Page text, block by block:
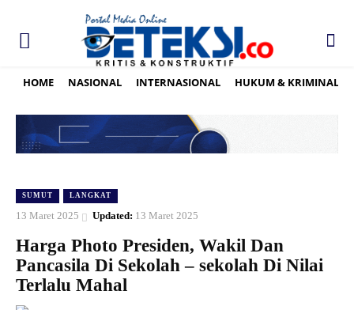
HOME NASIONAL INTERNASIONAL HUKUM & KRIMINAL
SUMUT LANGKAT
13 Maret 2025 Updated: 13 Maret 2025
Harga Photo Presiden, Wakil Dan
Pancasila Di Sekolah – sekolah Di Nilai
Terlalu Mahal